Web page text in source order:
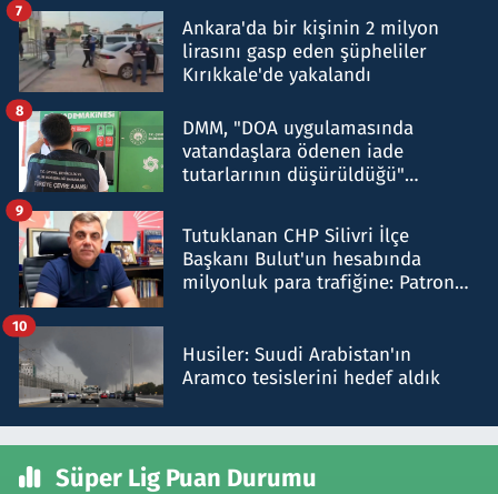
Ankara'da bir kişinin 2 milyon
lirasını gasp eden şüpheliler
Kırıkkale'de yakalandı
7
DMM, "DOA uygulamasında
vatandaşlara ödenen iade
tutarlarının düşürüldüğü"
8
Tutuklanan CHP Silivri İlçe
Başkanı Bulut'un hesabında
milyonluk para trafiğine: Patron
9
Husiler: Suudi Arabistan'ın
Aramco tesislerini hedef aldık
10
Süper Lig Puan Durumu